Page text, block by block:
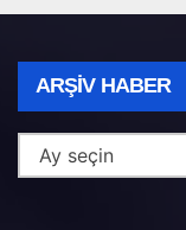
ARŞIV HABER